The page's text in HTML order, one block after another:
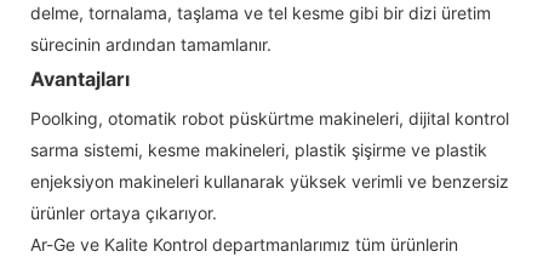
delme, tornalama, taşlama ve tel kesme gibi bir dizi üretim
sürecinin ardından tamamlanır.
Avantajları
Poolking, otomatik robot püskürtme makineleri, dijital kontrol
sarma sistemi, kesme makineleri, plastik şişirme ve plastik
enjeksiyon makineleri kullanarak yüksek verimli ve benzersiz
ürünler ortaya çıkarıyor.
Ar-Ge ve Kalite Kontrol departmanlarımız tüm ürünlerin